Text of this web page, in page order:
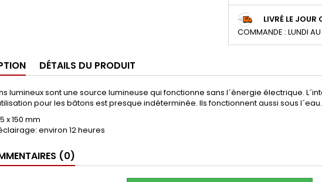
LIVRÉ LE JOUR
COMMANDE : LUNDI
DÉTAILS DU PRODUIT
lumineux sont une source lumineuse qui fonctionne sans l´énergie électrique.
pour les bâtons est presque indéterminée. Ils fonctionnent aussi sous l´eau.
x 150 mm
environ 12 heures
(0)